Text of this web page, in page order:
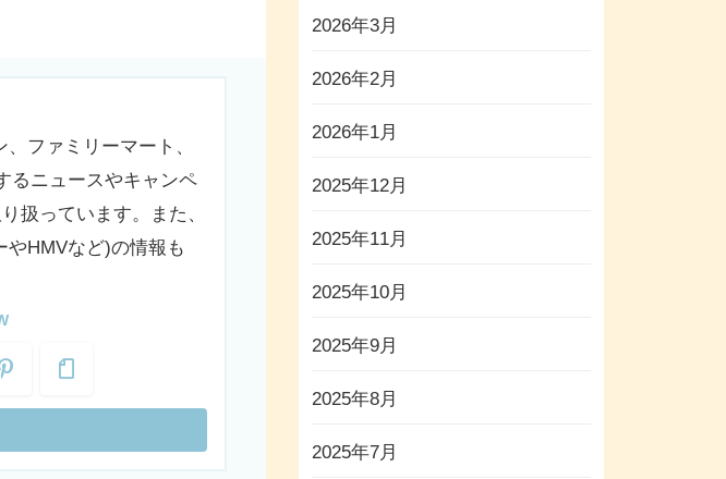
ファミリーマート、
るニュースやキャンペ
扱っています。また、
やHMVなど)の情報も
2026年3月
2026年2月
2026年1月
2025年12月
2025年11月
2025年10月
2025年9月
2025年8月
2025年7月